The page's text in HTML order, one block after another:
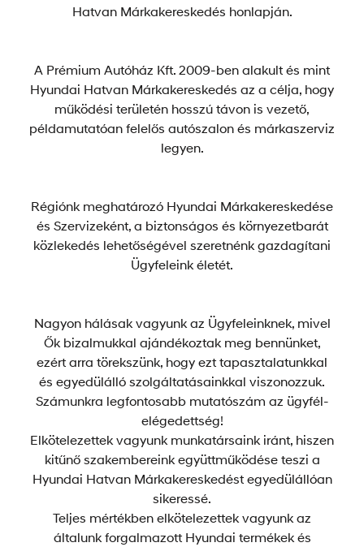
Hatvan Márkakereskedés honlapján.
A Prémium Autóház Kft. 2009-ben alakult és mint
Hyundai Hatvan Márkakereskedés az a célja, hogy
működési területén hosszú távon is vezető,
példamutatóan felelős autószalon és márkaszerviz
legyen.
Régiónk meghatározó Hyundai Márkakereskedése
és Szervizeként, a biztonságos és környezetbarát
közlekedés lehetőségével szeretnénk gazdagítani
Ügyfeleink életét.
Nagyon hálásak vagyunk az Ügyfeleinknek, mivel
Ők bizalmukkal ajándékoztak meg bennünket,
ezért arra törekszünk, hogy ezt tapasztalatunkkal
és egyedülálló szolgáltatásainkkal viszonozzuk.
Számunkra legfontosabb mutatószám az ügyfél-
elégedettség!
Elkötelezettek vagyunk munkatársaink iránt, hiszen
kitűnő szakembereink együttműködése teszi a
Hyundai Hatvan Márkakereskedést egyedülállóan
sikeressé.
Teljes mértékben elkötelezettek vagyunk az
általunk forgalmazott Hyundai termékek és